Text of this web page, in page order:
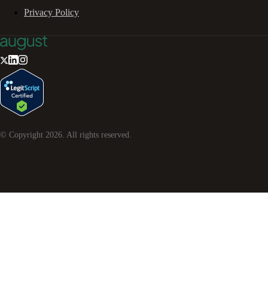
Privacy Policy
© Copyright 2026. All rights reserved.